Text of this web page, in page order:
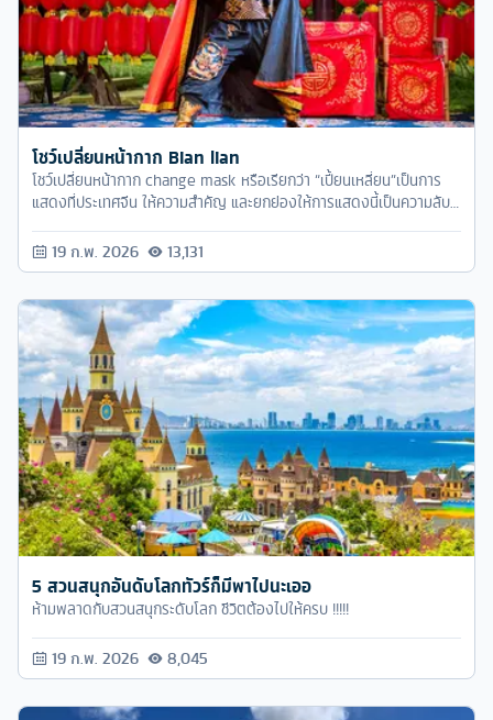
โชว์เปลี่ยนหน้ากาก Bian lian
โชว์เปลี่ยนหน้ากาก change mask หรือเรียกว่า “เปี้ยนเหลี่ยน”เป็นการ
แสดงที่ประเทศจีน ให้ความสำคัญ และยกย่องให้การแสดงนี้เป็นความลับ
19 ก.พ. 2026 13,131
5 สวนสนุกอันดับโลกทัวร์ก็มีพาไปนะเออ
ห้ามพลาดกับสวนสนุกระดับโลก ชีวิตต้องไปให้ครบ !!!!!
19 ก.พ. 2026 8,045